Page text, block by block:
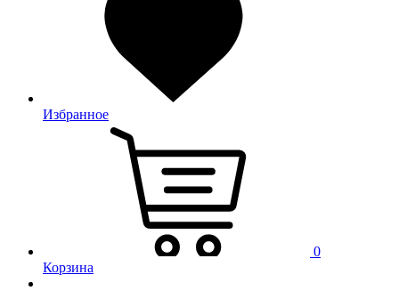
Избранное
0
Корзина